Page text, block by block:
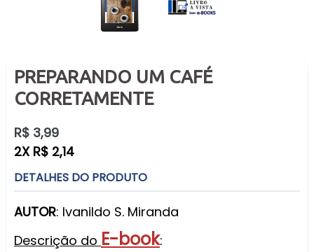
PREPARANDO UM CAFÉ
CORRETAMENTE
Preço
normal
R$ 3,99
2X R$ 2,14
DETALHES DO PRODUTO
AUTOR: Ivanildo S. Miranda
Descrição do E-book: